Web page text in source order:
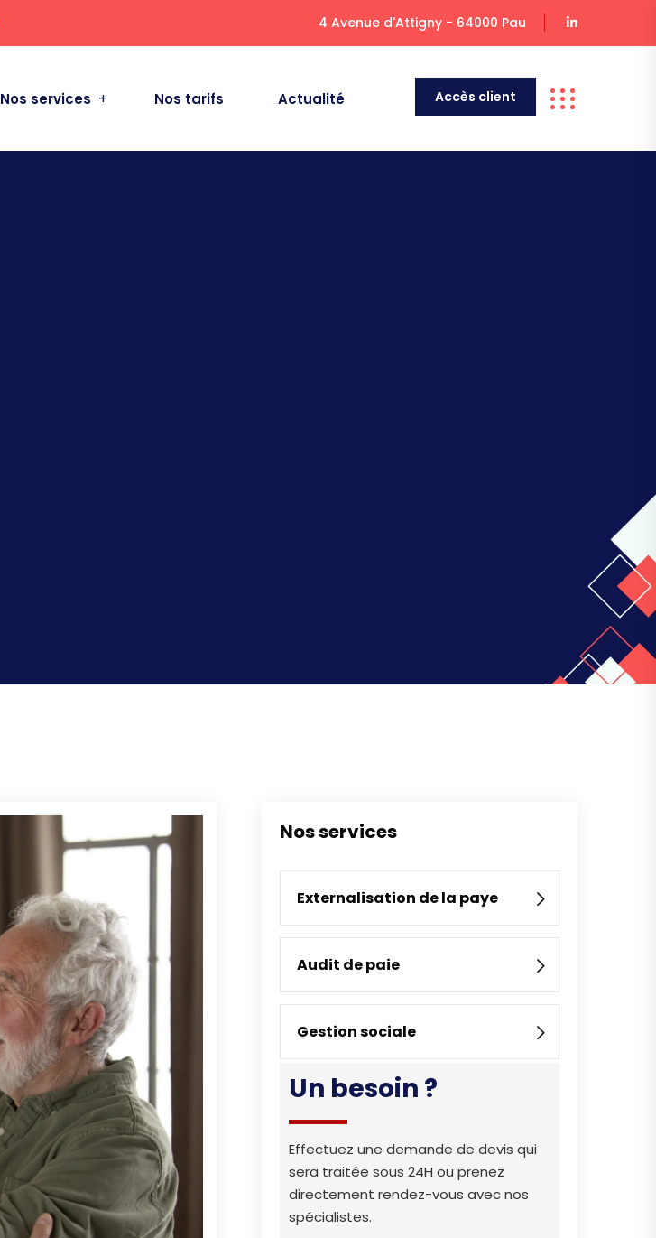
4 Avenue d'Attigny - 64000 Pau
Nos services Nos tarifs Actualité Accès client
Nos services
Externalisation de la paye
Audit de paie
Gestion sociale
Un besoin ?
Effectuez une demande de devis qui
sera traitée sous 24H ou prenez
directement rendez-vous avec nos
spécialistes.